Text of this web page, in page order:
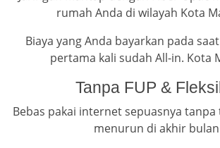
rumah Anda di wilayah Kota
Biaya yang Anda bayarkan pada
pertama kali sudah All-in. Kota
Tanpa FUP &
Bebas pakai internet sepuasnya
menurun di akhir